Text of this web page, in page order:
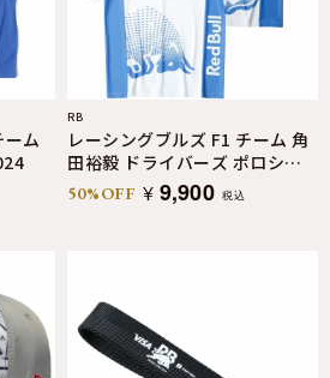
ーム
RB
レーシングブルズ F1 チーム 角
田裕毅 ドライバーズ ポロシャ
ツ 2025
50%OFF ¥ 9,900 税込